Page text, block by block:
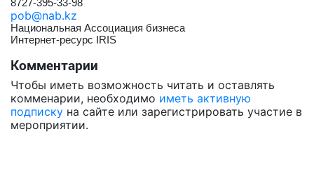
8727-395-33-98
pob@nab.kz
Национальная Ассоциация бизнеса
Интернет-ресурс IRIS
Комментарии
Чтобы иметь возможность читать и оставлять
комменарии, необходимо иметь активную
подписку на сайте или зарегистрировать участие в
мероприятии.